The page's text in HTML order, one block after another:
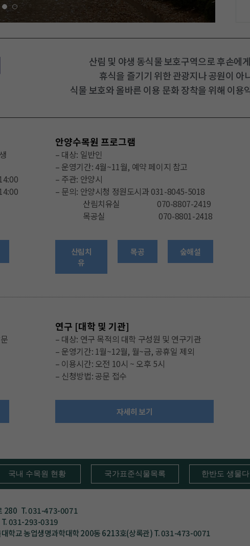
산림 및 야생 동식물 보호구역으로 후손에
휴식을 즐기기 위한 관광지나 공원이 아
식물 보호와 올바른 이용 문화 장착을 위해 이
안양수목원 프로그램
– 대상: 일반인
– 운영기간: 4월~11월, 예약 페이지 참고
– 주관: 안양시
– 문의: 안양시청 정원도시과 031-8045-5018
산림치유실 070-8807-2419
목공실 070-8801-2418
산림치
유
목공 숲해설
연구 [대학 및 기관]
– 대상: 연구 목적의 대학 구성원 및 연구기관
– 운영기간: 1월~12월, 월~금, 공휴일 제외
– 이용시간: 오전 10시 ~ 오후 5시
– 신청방법: 공문 접수
자세히 보기
국내 수목원 현황 국가표준식물목록 한반도 생물
280 T. 031-473-0071
T. 031-293-0319
학교 농업생명과학대학 200동 6213호(상록관) T. 031-473-0071